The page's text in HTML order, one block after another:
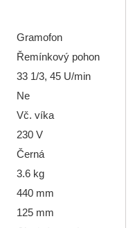
Gramofon
Řemínkový pohon
33 1/3, 45 U/min
Ne
Vč. víka
230 V
Černá
3.6 kg
440 mm
125 mm